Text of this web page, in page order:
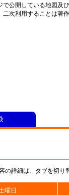
で公開している地図及
次利用することは著
詳細は、タブを切り
曜日